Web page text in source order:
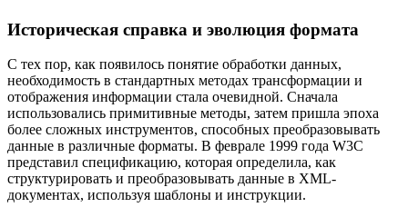
Историческая справка и эволюция формата
С тех пор, как появилось понятие обработки данных,
необходимость в стандартных методах трансформации и
отображения информации стала очевидной. Сначала
использовались примитивные методы, затем пришла эпоха
более сложных инструментов, способных преобразовывать
данные в различные форматы. В феврале 1999 года W3C
представил спецификацию, которая определила, как
структурировать и преобразовывать данные в XML-
документах, используя шаблоны и инструкции.